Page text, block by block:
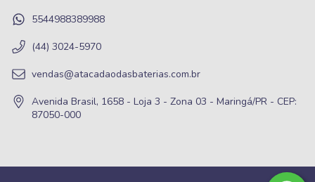
5544988389988
(44) 3024-5970
vendas@atacadaodasbaterias.com.br
Avenida Brasil, 1658 - Loja 3 - Zona 03 - Maringá/PR - CEP:
87050-000